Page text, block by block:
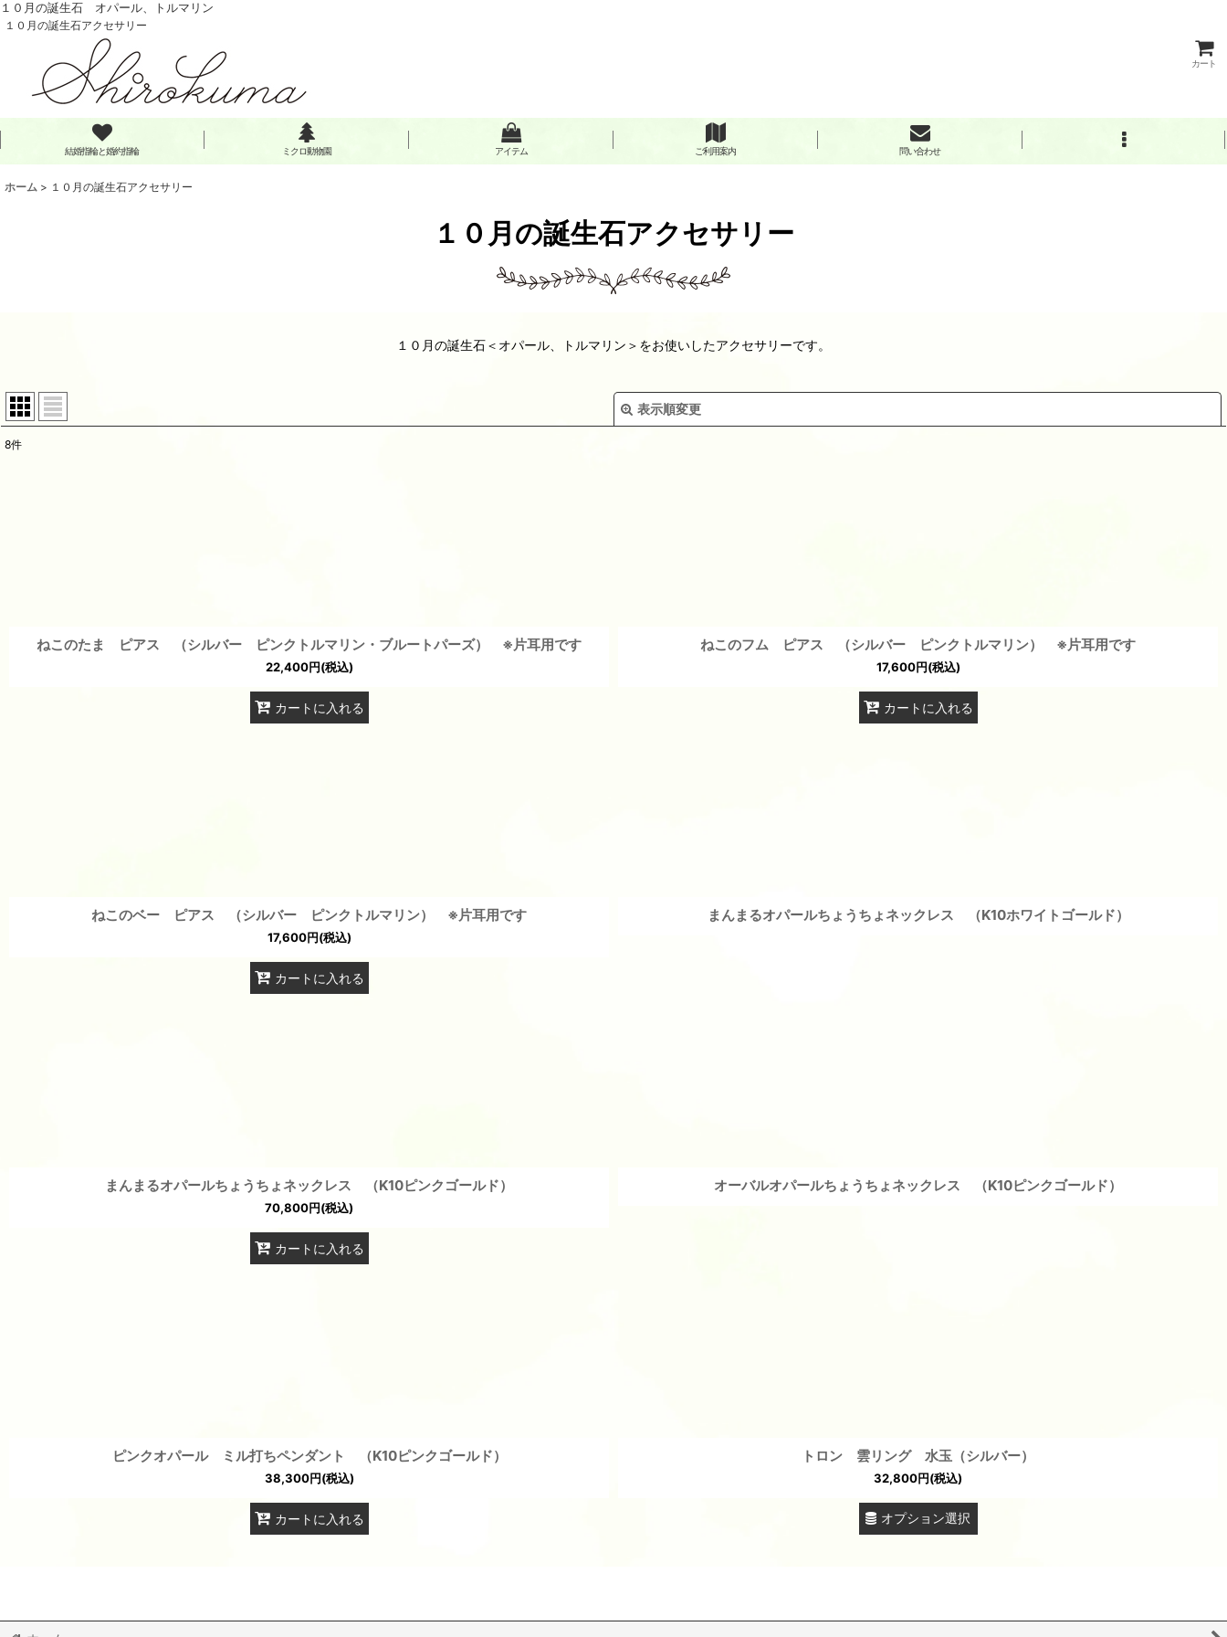
１０月の誕生石 オパール、トルマリン
１０月の誕生石アクセサリー
カート
結婚指輪と婚約指輪 ミクロ動物園 アイテム ご利用案内 問い合わせ
ホーム > １０月の誕生石アクセサリー
１０月の誕生石アクセサリー
１０月の誕生石＜オパール、トルマリン＞をお使いしたアクセサリーです。
表示順変更
8件
ねこのたま ピアス （シルバー ピンクトルマリン・ブルートパーズ） ※片耳用です
22,400円(税込)
カートに入れる
ねこのフム ピアス （シルバー ピンクトルマリン） ※片耳用です
17,600円(税込)
カートに入れる
ねこのベー ピアス （シルバー ピンクトルマリン） ※片耳用です
17,600円(税込)
カートに入れる
まんまるオパールちょうちょネックレス （K10ホワイトゴールド）
まんまるオパールちょうちょネックレス （K10ピンクゴールド）
70,800円(税込)
カートに入れる
オーバルオパールちょうちょネックレス （K10ピンクゴールド）
ピンクオパール ミル打ちペンダント （K10ピンクゴールド）
38,300円(税込)
カートに入れる
トロン 雲リング 水玉（シルバー）
32,800円(税込)
オプション選択